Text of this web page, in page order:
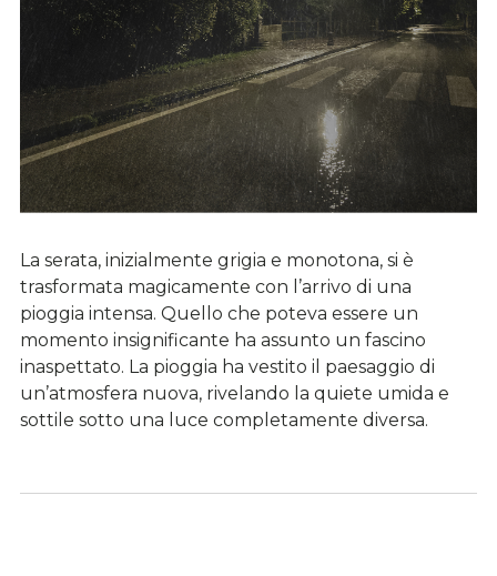
La serata, inizialmente grigia e monotona, si è
trasformata magicamente con l’arrivo di una
pioggia intensa. Quello che poteva essere un
momento insignificante ha assunto un fascino
inaspettato. La pioggia ha vestito il paesaggio di
un’atmosfera nuova, rivelando la quiete umida e
sottile sotto una luce completamente diversa.